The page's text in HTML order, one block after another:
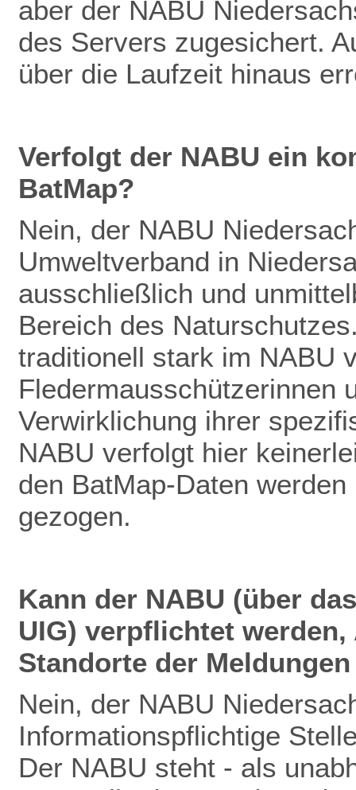
aber der NABU
des Servers zugesichert.
über die Laufzeit hinaus
Verfolgt der NABU ein
BatMap?
Nein, der NABU
Umweltverband in
ausschließlich und
Bereich des
traditionell stark im NABU
Fledermausschützerinnen
Verwirklichung ihrer
NABU verfolgt hier
den BatMap-Daten
gezogen.
Kann der NABU (über
UIG) verpflichtet
Standorte der
Nein, der NABU
Informationspflichtige
Der NABU steht - als